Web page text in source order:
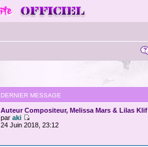
DERNIER MESSAGE
Auteur Compositeur, Melissa Mars & Lilas Klif
paraki
24 Juin 2018, 23:12